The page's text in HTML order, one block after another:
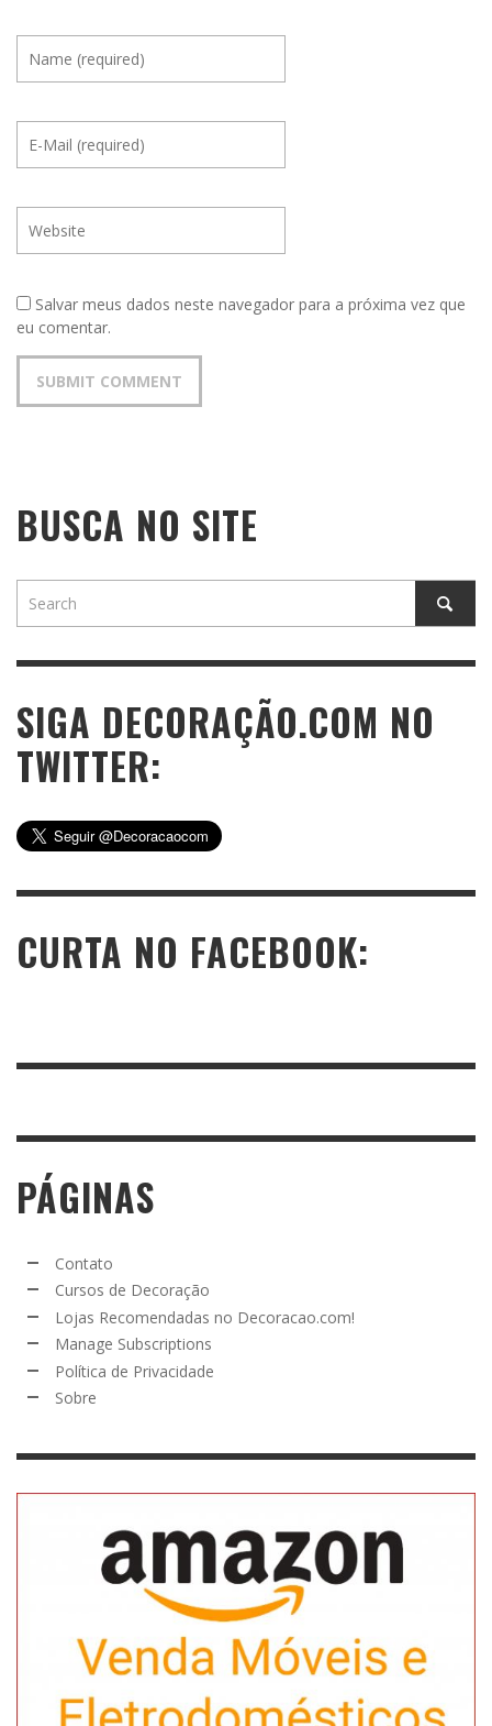
Salvar meus dados neste navegador para a próxima vez que
eu comentar.
BUSCA NO SITE
SIGA DECORAÇÃO.COM NO
TWITTER:
CURTA NO FACEBOOK:
PÁGINAS
Contato
Cursos de Decoração
Lojas Recomendadas no Decoracao.com!
Manage Subscriptions
Política de Privacidade
Sobre